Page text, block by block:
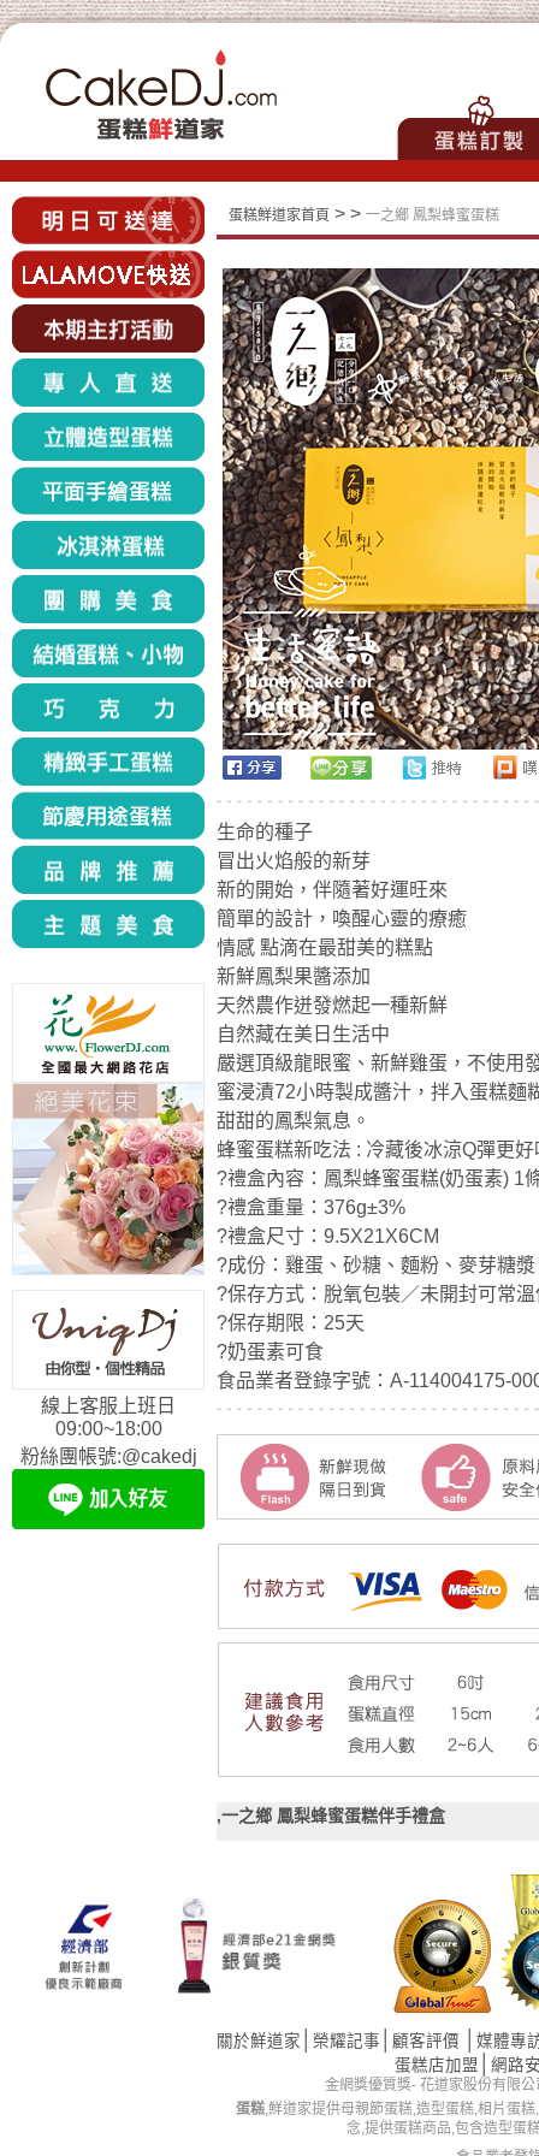
線上客服上班日
09:00~18:00
粉絲團帳號:@cakedj
蛋糕鮮道家首頁 > > 一之鄉 鳳梨蜂蜜蛋糕
生命的種子
冒出火焰般的新芽
新的開始，伴隨著好運旺來
簡單的設計，喚醒心靈的療癒
情感 點滴在最甜美的糕點
新鮮鳳梨果醬添加
天然農作迸發燃起一種新鮮
自然藏在美日生活中
嚴選頂級龍眼蜜、新鮮雞蛋，不使用
蜜浸漬72小時製成醬汁，拌入蛋糕麵
甜甜的鳳梨氣息。
蜂蜜蛋糕新吃法 : 冷藏後冰涼Q彈更好
?禮盒內容：鳳梨蜂蜜蛋糕(奶蛋素) 1
?禮盒重量：376g±3%
?禮盒尺寸：9.5X21X6CM
?成份：雞蛋、砂糖、麵粉、麥芽糖
?保存方式：脫氧包裝／未開封可常
?保存期限：25天
?奶蛋素可食
食品業者登錄字號：A-114004175-
,一之鄉 鳳梨蜂蜜蛋糕伴手禮盒
關於鮮道家 榮耀記事 顧客評價
媒體專
蛋糕店加盟
網路
金網獎優質獎- 花道家股份有限
蛋糕,鮮道家提供母親節蛋糕,造型蛋糕,相片蛋
念,提供蛋糕商品,包含造型蛋